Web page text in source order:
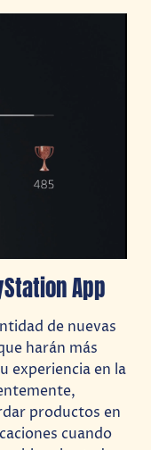
App
de nuevas
harán más
experiencia en la
productos en
cuando